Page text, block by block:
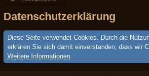
Datenschutzerklärung
Diese Seite verwendet Cookies. Durch die
erklären Sie sich damit einverstanden, dass wir
Weitere Informationen